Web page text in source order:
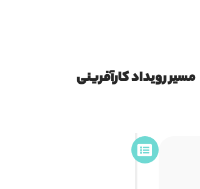
مسیر رویداد کارآفرینی